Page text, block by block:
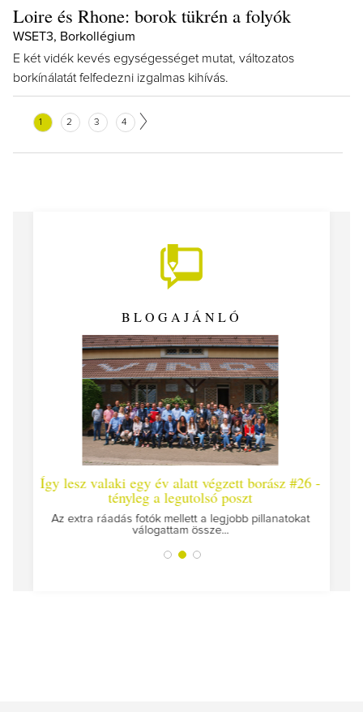
Loire és Rhone: borok tükrén a folyók
WSET3, Borkollégium
E két vidék kevés egységességet mutat, változatos
borkínálatát felfedezni izgalmas kihívás.
1 2 3 4
BLOGAJÁNLÓ
egy év alatt végzett borász #26 -
tényleg a legutolsó poszt
ráadás fotók mellett a legjobb pillanatokat
válogattam össze...
Így lesz valaki egy
Megírtuk a modulzáró